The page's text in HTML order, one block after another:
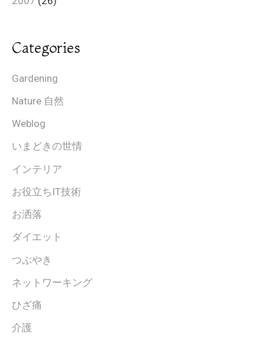
Categories
Gardening
Nature 自然
Weblog
いまどきの世情
インテリア
お役立ちIT技術
お洒落
ダイエット
つぶやき
ネットワーキング
ひざ痛
介護